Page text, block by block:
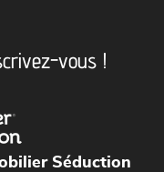
vous !
Séduction